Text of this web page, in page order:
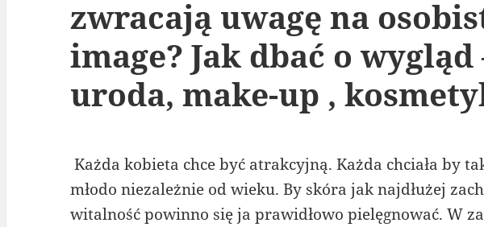
zwracają uwagę na
image? Jak dbać o wygląd
uroda, make-up ,
Każda kobieta chce być atrakcyjną. Każda chciała by
młodo niezależnie od wieku. By skóra jak najdłużej
witalność powinno się ja prawidłowo pielęgnować. W